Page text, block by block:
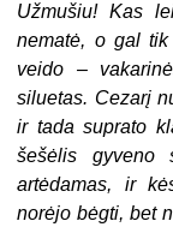
Užmušiu! Kas
nematė, o gal
veido –
siluetas. Cezarį
ir tada suprato
šešėlis gyveno
artėdamas, ir
norėjo bėgti, bet